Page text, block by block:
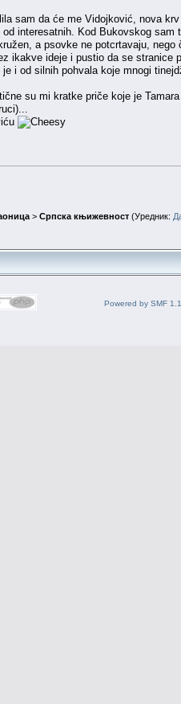
sam da će me Vidojković, nova
od interesatnih. Kod Bukovskog
a psovke ne potcrtavaju,
ikakve ideje i pustio da se stranice
je i od silnih pohvala koje mnogi
su mi kratke priče koje je
> Српска књижевност (Уредник:
Powered by SMF